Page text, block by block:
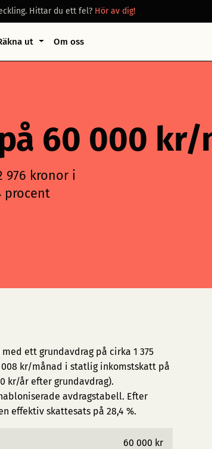
Hittar du ett fel? Hör av dig!
ut Om oss
60 000 kr/
976 kronor i
procent
ett grundavdrag på cirka 1 375
kr/månad i statlig inkomstskatt på
kr/år efter grundavdrag).
avdragstabell. Efter
effektiv skattesats på 28,4 %.
60 000 kr